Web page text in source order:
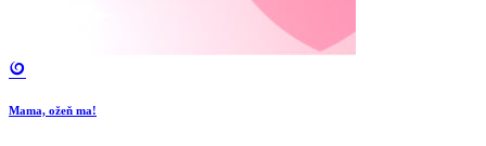
Mama, ožeň ma!